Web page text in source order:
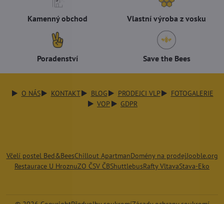
Kamenný obchod Vlastní výroba z vosku
Poradenství Save the Bees
O NÁS KONTAKT BLOG PRODEJCI VLP
FOTOGALERIE
VOP
GDPR
Včelí postel Bed&BeesChillout ApartmanDomény na prodejJooble.org
Restaurace U HroznuZO ČSV ČBShuttlebusRafty VltavaStava-Eko